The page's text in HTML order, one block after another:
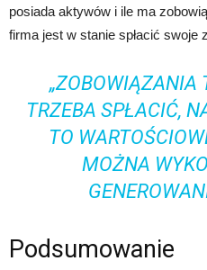
posiada aktywów i ile ma
firma jest w stanie spłacić swoje
„ZOBOWIĄZANIA
TRZEBA SPŁACIĆ,
TO
MOŻNA
Podsumowanie